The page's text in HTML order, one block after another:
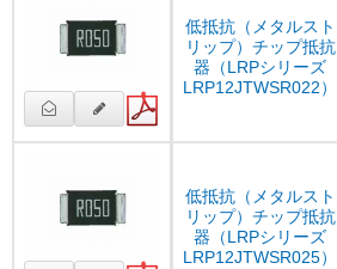
低抵抗（メタルスト
リップ）チップ抵抗
器（LRPシリーズ
LRP12JTWSR022）
低抵抗（メタルスト
リップ）チップ抵抗
器（LRPシリーズ
LRP12JTWSR025）